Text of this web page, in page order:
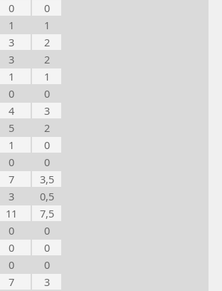
0
0
1
1
3
2
3
2
1
1
0
0
4
3
5
2
1
0
0
0
7
3,5
3
0,5
11
7,5
0
0
0
0
0
0
7
3